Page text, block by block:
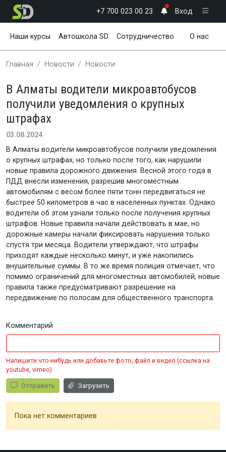
+7 700 023 00 23 Вход
Наши курсы Автошкола SD Сотрудничество О нас
Новости
Главная Новости Новости
В Алматы водители микроавтобусов
получили уведомления о крупных
штрафах
03.08.2024
В Алматы водители микроавтобусов получили уведомления
о крупных штрафах, но только после того, как нарушили
новые правила дорожного движения. Весной этого года в
ПДД внесли изменения, разрешив многоместным
автомобилям с весом более пяти тонн передвигаться не
быстрее 50 километров в час в населенных пунктах. Однако
водители об этом узнали только после получения крупных
штрафов. Новые правила начали действовать в мае, но
дорожные камеры начали фиксировать нарушения только
спустя три месяца. Водители утверждают, что штрафы
приходят каждые несколько минут, и уже накопились
внушительные суммы. В то же время полиция отмечает, что
помимо ограничений для многоместных автомобилей, новые
правила также предусматривают разрешение на
передвижение по полосам для общественного транспорта.
Комментарий
Напишите что-нибудь или добавьте фото, файл и видео (ссылка на
youtube, vimeo)
Отправить Загрузить
Пока нет комментариев